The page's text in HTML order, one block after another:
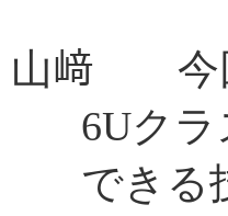
山﨑 今回
6Uク
できる